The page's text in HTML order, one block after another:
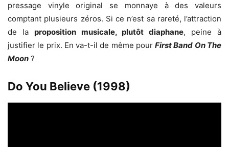
pressage vinyle original se monnaye à des valeurs
comptant plusieurs zéros. Si ce n’est sa rareté, l’attraction
de la proposition musicale, plutôt diaphane, peine à
justifier le prix. En va-t-il de même pourFirst Band On The
Moon ?
Do You Believe (1998)